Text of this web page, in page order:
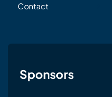
Contact
Sponsors